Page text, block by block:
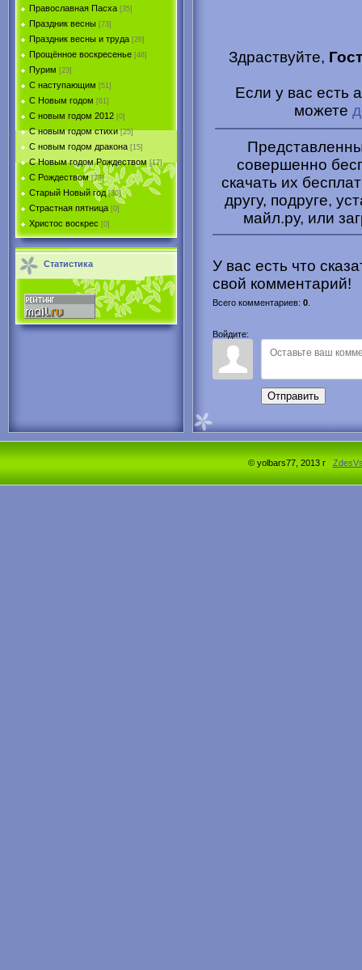
Православная Пасха [35]
Праздник весны [73]
Праздник весны и труда [26]
Прощённое воскресенье [48]
Пурим [23]
C наступающим [51]
С Новым годом [61]
С новым годом 2012 [0]
С новым годом стихи [25]
С новым годом дракона [15]
C Новым годом Рождеством [17]
С Рождеством [73]
Старый Новый год [30]
Страстная пятница [0]
Христоc воскрес [0]
Статистика
Здраствуйте,
Если у вас есть
можете
совершенно
скачать их
другу, подруге,
майл.ру, или
У вас есть что
свой комментарий!
Всего комментариев: 0
Войдите:
Отправить
© yolbars77, 2013 г